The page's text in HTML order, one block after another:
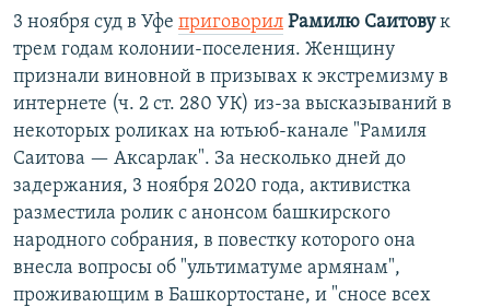
3 ноября суд в Уфе приговорил Рамилю Саитовук
трем годам колонии-поселения. Женщину
признали виновной в призывах к экстремизму в
интернете (ч. 2 ст. 280 УК) из-за высказываний в
некоторых роликах на ютьюб-канале "Рамиля
Саитова — Аксарлак". За несколько дней до
задержания, 3 ноября 2020 года, активистка
разместила ролик с анонсом башкирского
народного собрания, в повестку которого она
внесла вопросы об "ультиматуме армянам",
проживающим в Башкортостане, и "сносе всех